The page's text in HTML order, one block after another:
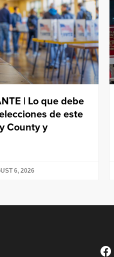
| Lo que debe
de este
County y
6, 2026